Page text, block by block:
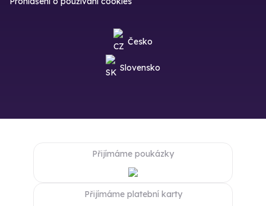
Česko
Slovensko
Přijímáme poukázky
Přijímáme platební karty